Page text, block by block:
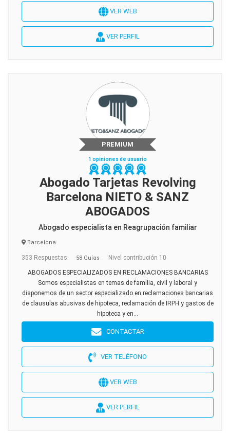
VER WEB
VER PERFIL
PREMIUM
1 opiniones de usuario
Abogado Tarjetas Revolving
Barcelona NIETO & SANZ
ABOGADOS
Abogado especialista en Reagrupación familiar
Barcelona
353 Respuestas 58 Guías Nivel contribución 10
ABOGADOS ESPECIALIZADOS EN RECLAMACIONES BANCARIAS
Somos especialistas en temas de familia, civil y laboral y
disponemos de un sector especializado en reclamaciones bancarias
de clausulas abusivas de hipoteca, reclamación de IRPH y gastos de
hipoteca y en...
CONTACTAR
VER TELÉFONO
VER WEB
VER PERFIL